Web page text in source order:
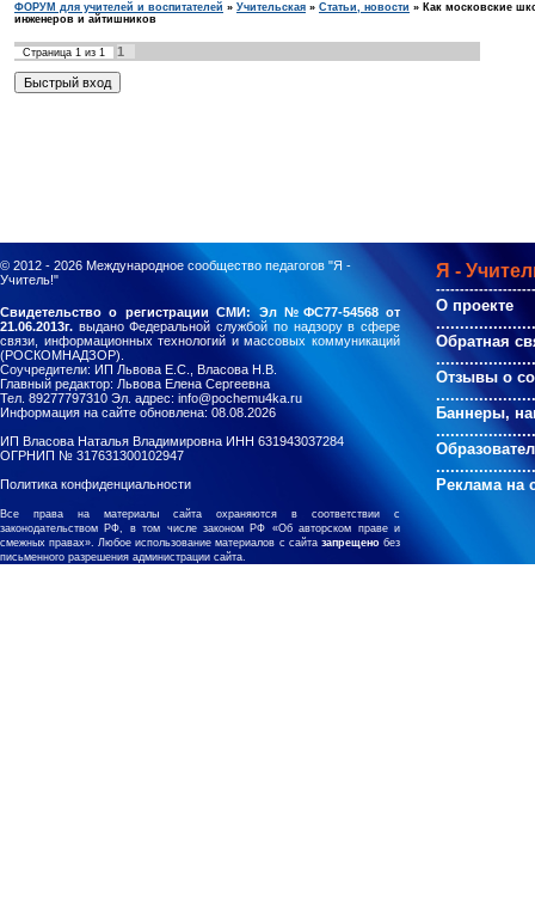
ФОРУМ для учителей и воспитателей » Учительская » Статьи, новости » Как московские
инженеров и айтишников
Страница 1 из 1 1
© 2012 - 2026 Международное сообщество педагогов "Я -
Учитель!"
Я -
О проекте
Обратная
Отзывы о
Баннеры,
Реклама на
Свидетельство о регистрации СМИ: Эл №ФС77-54568 от
21.06.2013г. выдано Федеральной службой по надзору в сфере
связи, информационных технологий и массовых коммуникаций
(РОСКОМНАДЗОР).
Соучредители: ИП Львова Е.С., Власова Н.В.
Главный редактор: Львова Елена Сергеевна
Тел. 89277797310 Эл. адрес: info@pochemu4ka.ru
Информация на сайте обновлена: 08.08.2026
ИП Власова Наталья Владимировна ИНН 631943037284
ОГРНИП № 317631300102947
Политика конфиденциальности
Все права на материалы сайта охраняются в соответствии с
законодательством РФ, в том числе законом РФ «Об авторском праве и
смежных правах». Любое использование материалов с сайта запрещенобез
письменного разрешения администрации сайта.